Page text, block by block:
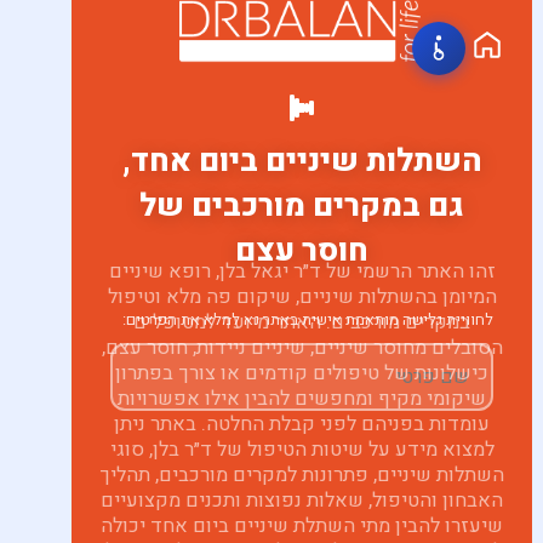
השתלות שיניים ביום אחד,
גם במקרים מורכבים של
חוסר עצם
לחוויית גלישה מותאמת אישית באתר נא למלא את הפרטים:
זהו האתר הרשמי של ד״ר יגאל בלן, רופא שיניים
המיומן בהשתלות שיניים, שיקום פה מלא וטיפול
במקרים מורכבים. האתר מיועד למטופלים
הסובלים מחוסר שיניים, שיניים ניידות, חוסר עצם,
כישלונות של טיפולים קודמים או צורך בפתרון
שיקומי מקיף ומחפשים להבין אילו אפשרויות
עומדות בפניהם לפני קבלת החלטה. באתר ניתן
למצוא מידע על שיטות הטיפול של ד״ר בלן, סוגי
השתלות שיניים, פתרונות למקרים מורכבים, תהליך
האבחון והטיפול, שאלות נפוצות ותכנים מקצועיים
שיעזרו להבין מתי השתלת שיניים ביום אחד יכולה